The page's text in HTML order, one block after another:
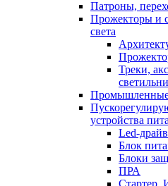
Патроны,
Прожекторы и
света
Треки,
Промышленные
устройства
Led-
Блок
Блоки
ПРА
Стартер,